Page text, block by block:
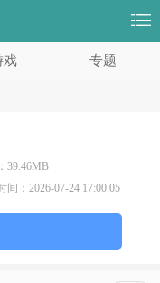
戏 专题
39.46MB
间：2026-07-24 17:00:05